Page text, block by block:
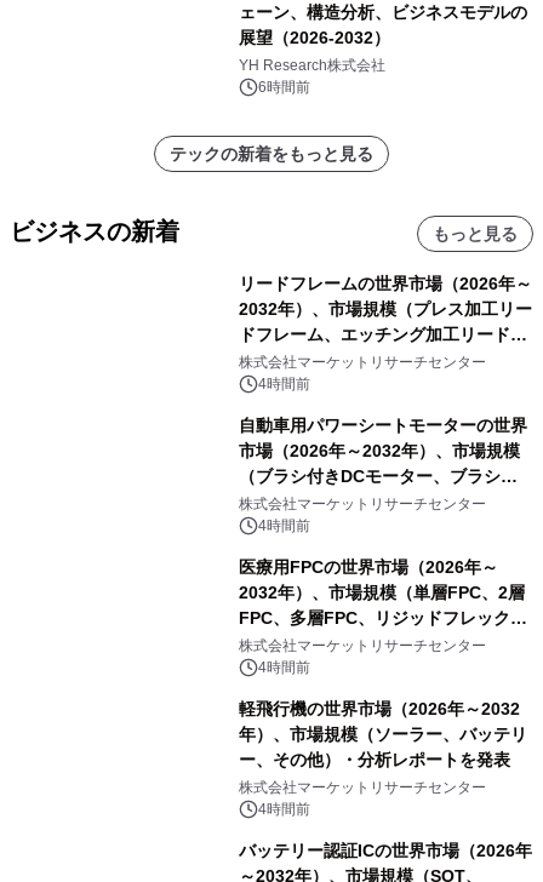
ェーン、構造分析、ビジネスモデルの
展望（2026-2032）
YH Research株式会社
6時間前
テックの新着をもっと見る
ビジネスの新着 もっと見る
リードフレームの世界市場（2026年～
2032年）、市場規模（プレス加工リー
ドフレーム、エッチング加工リードフ
レーム）・分析レポートを発表
株式会社マーケットリサーチセンター
4時間前
自動車用パワーシートモーターの世界
市場（2026年～2032年）、市場規模
（ブラシ付きDCモーター、ブラシレ
スDCモーター）・分析レポートを発
表
株式会社マーケットリサーチセンター
4時間前
医療用FPCの世界市場（2026年～
2032年）、市場規模（単層FPC、2層
FPC、多層FPC、リジッドフレックス
PCB）・分析レポートを発表
株式会社マーケットリサーチセンター
4時間前
軽飛行機の世界市場（2026年～2032
年）、市場規模（ソーラー、バッテリ
ー、その他）・分析レポートを発表
株式会社マーケットリサーチセンター
4時間前
バッテリー認証ICの世界市場（2026年
～2032年）、市場規模（SOT、